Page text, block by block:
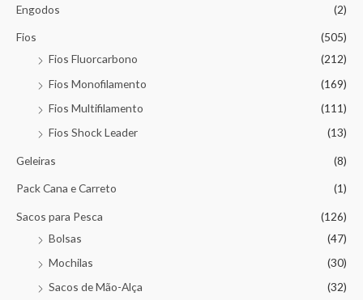
Engodos (2)
Fios
(505)
Fios Fluorcarbono
(212)
Fios Monofilamento
(169)
Fios Multifilamento
(111)
Fios Shock Leader
(13)
Geleiras (8)
Pack Cana e Carreto (1)
Sacos para Pesca
(126)
Bolsas
(47)
Mochilas
(30)
Sacos de Mão-Alça
(32)